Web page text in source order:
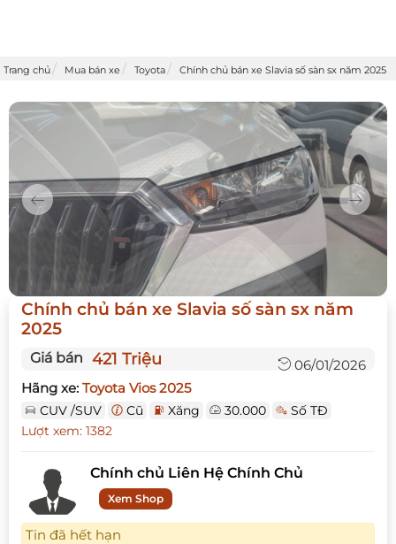
Trang chủ Mua bán xe Toyota Chính chủ bán xe Slavia số sàn sx năm 2025
Previous Next
Chính chủ bán xe Slavia số sàn sx năm
2025
06/01/2026
Giá bán 421 Triệu
Hãng xe: Toyota Vios 2025
CUV /SUV Cũ Xăng 30.000
Số TĐ
Lượt xem: 1382
Chính chủ Liên Hệ Chính Chủ
Xem Shop
Tin đã hết hạn